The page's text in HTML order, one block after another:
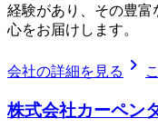
経験があり、その豊
心をお届けします。
会社の詳細を見る chevron_right
株式会社カーペン